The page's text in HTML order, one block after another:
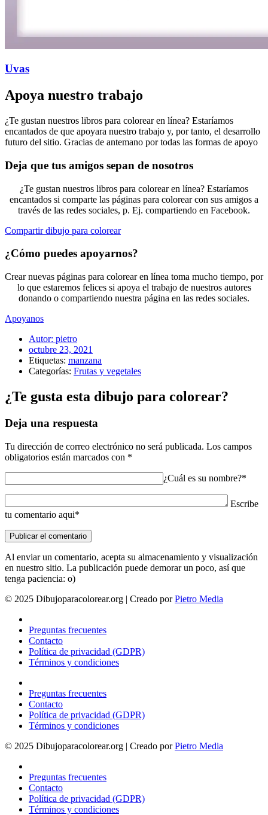
Uvas
Apoya nuestro trabajo
¿Te gustan nuestros libros para colorear en línea? Estaríamos
encantados de que apoyara nuestro trabajo y, por tanto, el desarrollo
futuro del sitio. Gracias de antemano por todas las formas de apoyo
Deja que tus amigos sepan de nosotros
¿Te gustan nuestros libros para colorear en línea? Estaríamos
encantados si comparte las páginas para colorear con sus amigos a
través de las redes sociales, p. Ej. compartiendo en Facebook.
Compartir dibujo para colorear
¿Cómo puedes apoyarnos?
Crear nuevas páginas para colorear en línea toma mucho tiempo, por
lo que estaremos felices si apoya el trabajo de nuestros autores
donando o compartiendo nuestra página en las redes sociales.
Apoyanos
Autor: pietro
octubre 23, 2021
Etiquetas: manzana
Categorías: Frutas y vegetales
¿Te gusta esta dibujo para colorear?
Deja una respuesta
Tu dirección de correo electrónico no será publicada. Los campos
obligatorios están marcados con *
¿Cuál es su nombre?*
Escribe
tu comentario aqui*
Al enviar un comentario, acepta su almacenamiento y visualización
en nuestro sitio. La publicación puede demorar un poco, así que
tenga paciencia: o)
© 2025 Dibujoparacolorear.org | Creado porPietro Media
Preguntas frecuentes
Contacto
Política de privacidad (GDPR)
Términos y condiciones
Preguntas frecuentes
Contacto
Política de privacidad (GDPR)
Términos y condiciones
© 2025 Dibujoparacolorear.org | Creado porPietro Media
Preguntas frecuentes
Contacto
Política de privacidad (GDPR)
Términos y condiciones